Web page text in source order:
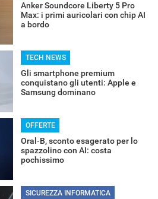
Anker Soundcore Liberty 5 Pro
Max: i primi auricolari con chip AI
a bordo
TECH NEWS
Gli smartphone premium
conquistano gli utenti: Apple e
Samsung dominano
OFFERTE
Oral-B, sconto esagerato per lo
spazzolino con AI: costa
pochissimo
SICUREZZA INFORMATICA